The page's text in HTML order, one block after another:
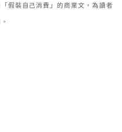
假裝自己消費」的商業文，為讀者